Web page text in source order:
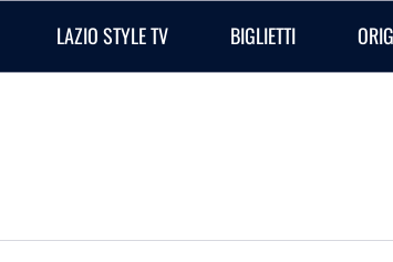
LAZIO STYLE TV BIGLIETTI